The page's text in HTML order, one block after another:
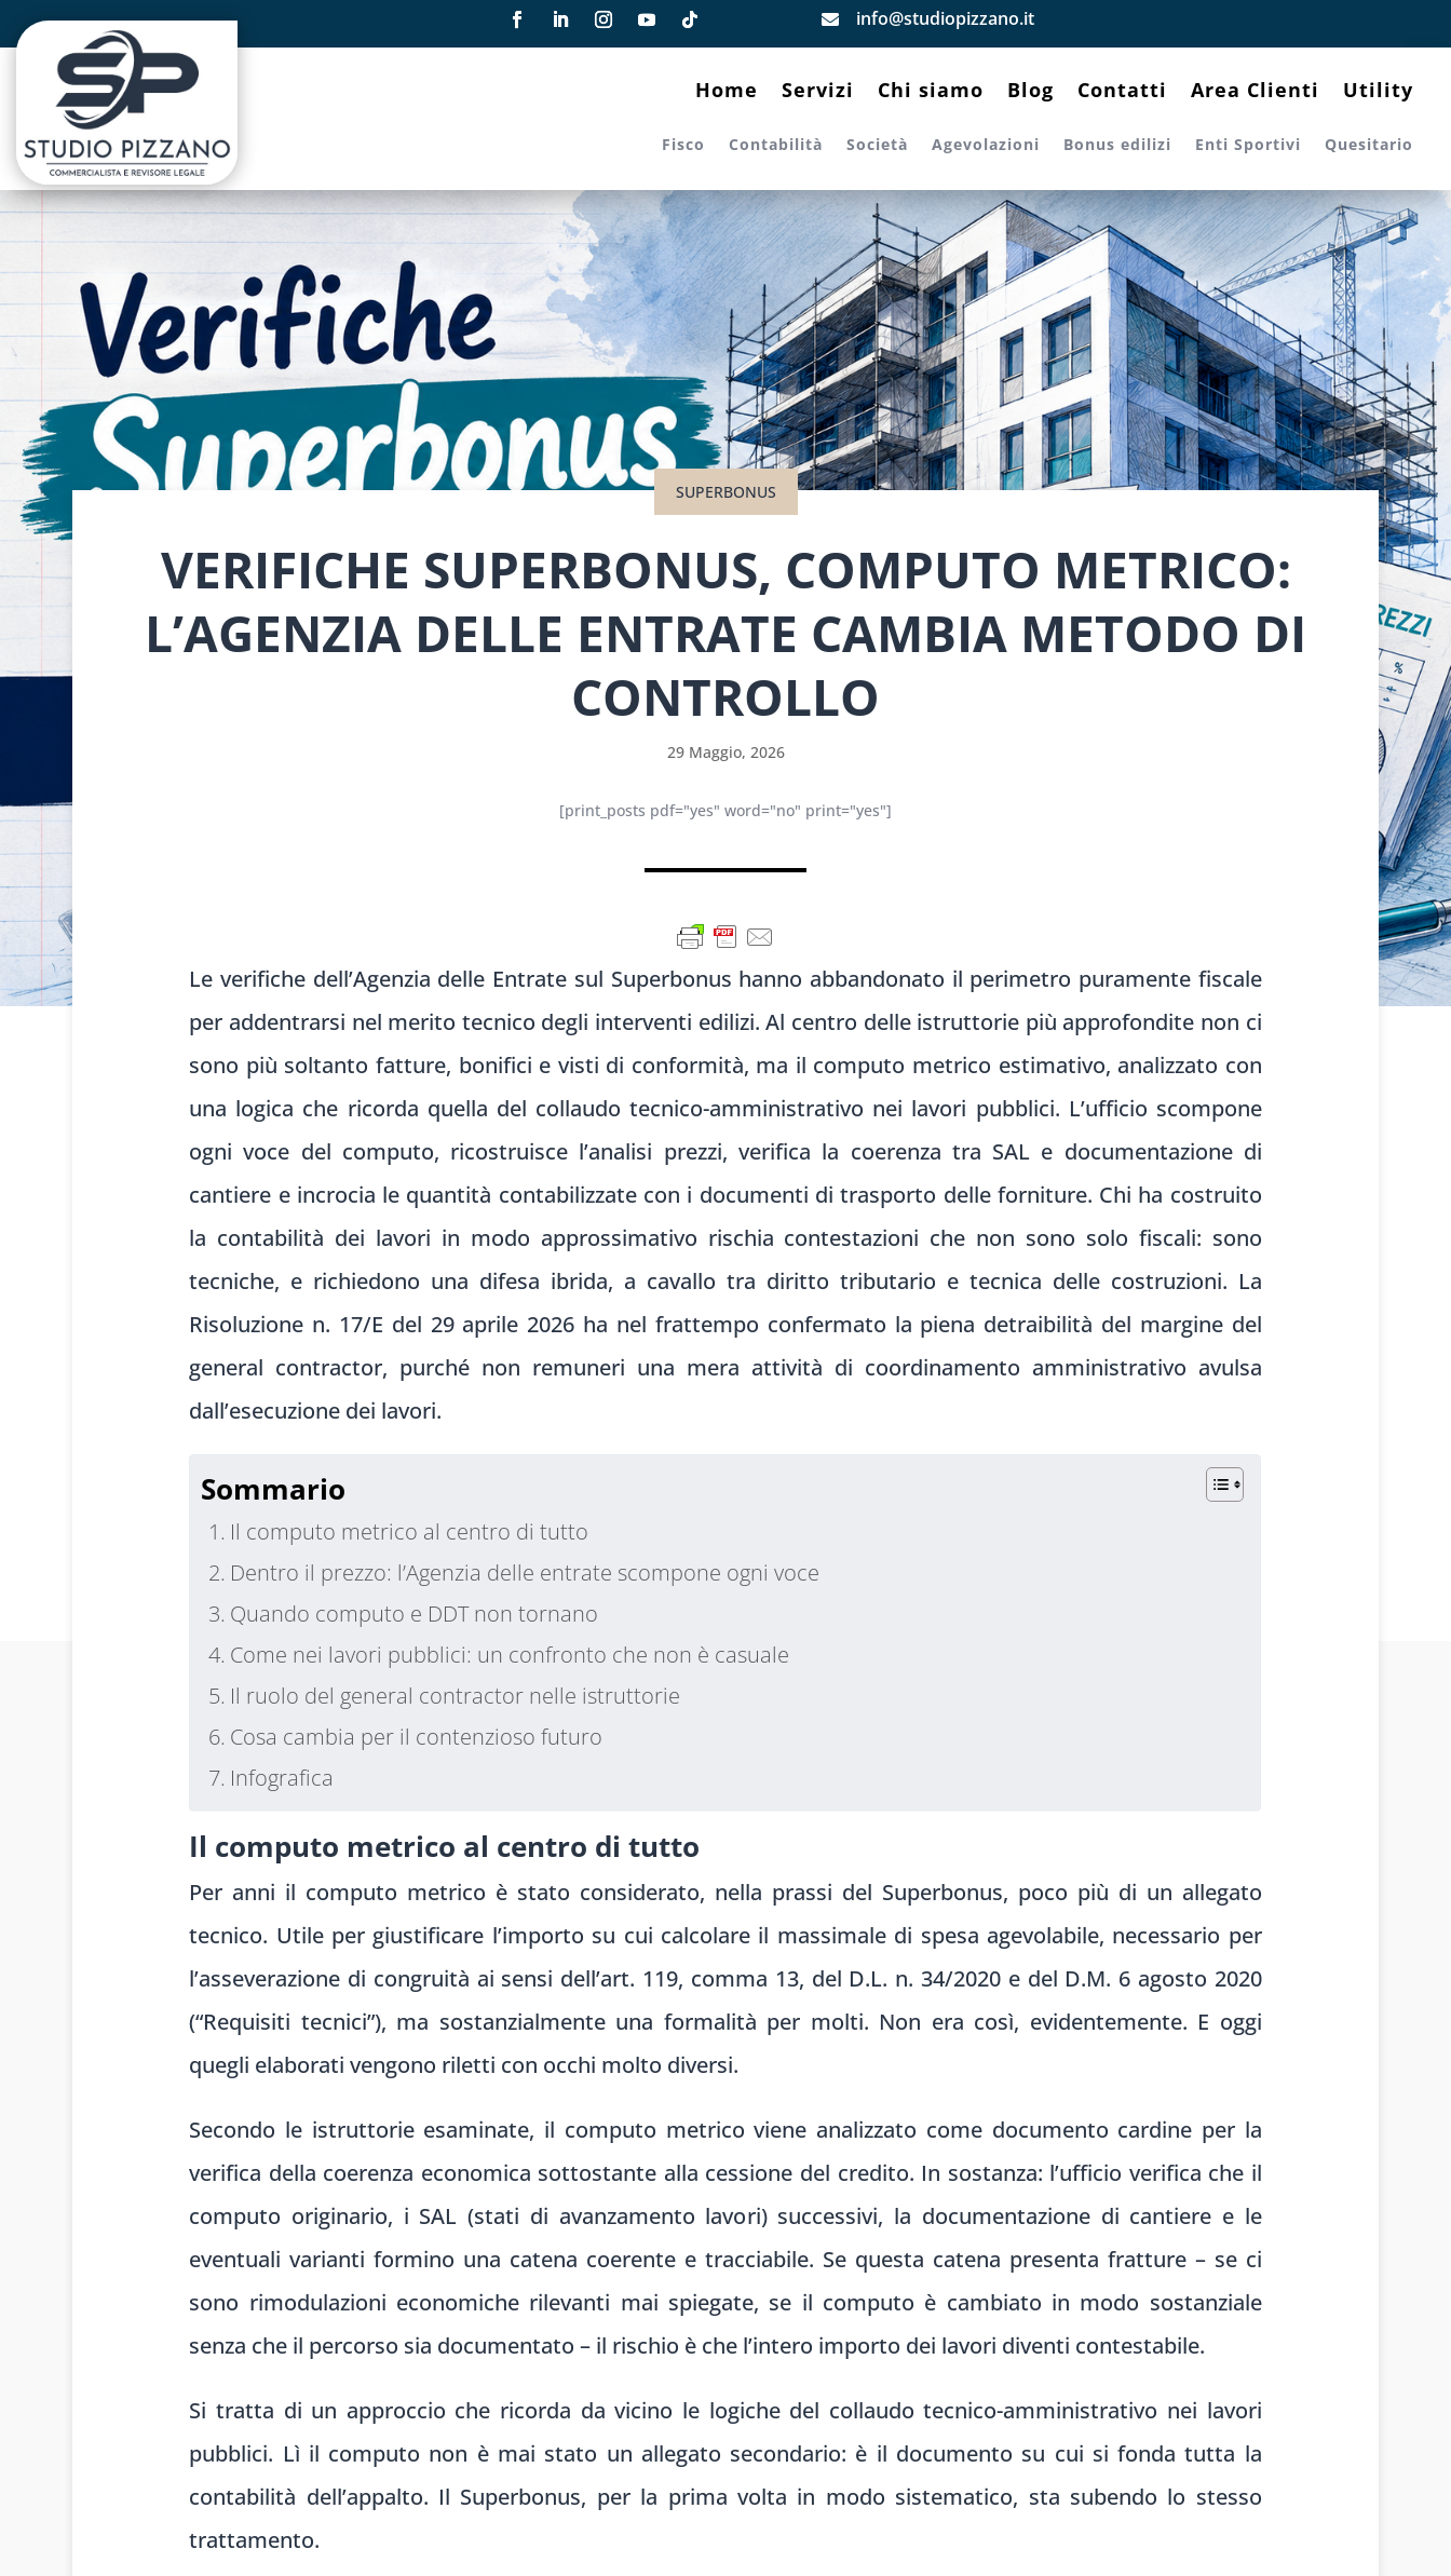
 info@studiopizzano.it
Home Servizi Chi siamo Blog Contatti Area Clienti Utility
Fisco Contabilità Società Agevolazioni Bonus edilizi Enti Sportivi Quesitario
SUPERBONUS
VERIFICHE SUPERBONUS, COMPUTO METRICO:
L’AGENZIA DELLE ENTRATE CAMBIA METODO DI
CONTROLLO
29 Maggio, 2026
[print_posts pdf="yes" word="no" print="yes"]
Le verifiche dell’Agenzia delle Entrate sul Superbonus hanno abbandonato il perimetro puramente fiscale
per addentrarsi nel merito tecnico degli interventi edilizi. Al centro delle istruttorie più approfondite non ci
sono più soltanto fatture, bonifici e visti di conformità, ma il computo metrico estimativo, analizzato con
una logica che ricorda quella del collaudo tecnico-amministrativo nei lavori pubblici. L’ufficio scompone
ogni voce del computo, ricostruisce l’analisi prezzi, verifica la coerenza tra SAL e documentazione di
cantiere e incrocia le quantità contabilizzate con i documenti di trasporto delle forniture. Chi ha costruito
la contabilità dei lavori in modo approssimativo rischia contestazioni che non sono solo fiscali: sono
tecniche, e richiedono una difesa ibrida, a cavallo tra diritto tributario e tecnica delle costruzioni. La
Risoluzione n. 17/E del 29 aprile 2026 ha nel frattempo confermato la piena detraibilità del margine del
general contractor, purché non remuneri una mera attività di coordinamento amministrativo avulsa
dall’esecuzione dei lavori.
Sommario
Il computo metrico al centro di tutto
Dentro il prezzo: l’Agenzia delle entrate scompone ogni voce
Quando computo e DDT non tornano
Come nei lavori pubblici: un confronto che non è casuale
Il ruolo del general contractor nelle istruttorie
Cosa cambia per il contenzioso futuro
Infografica
Il computo metrico al centro di tutto
Per anni il computo metrico è stato considerato, nella prassi del Superbonus, poco più di un allegato
tecnico. Utile per giustificare l’importo su cui calcolare il massimale di spesa agevolabile, necessario per
l’asseverazione di congruità ai sensi dell’art. 119, comma 13, del D.L. n. 34/2020 e del D.M. 6 agosto 2020
(“Requisiti tecnici”), ma sostanzialmente una formalità per molti. Non era così, evidentemente. E oggi
quegli elaborati vengono riletti con occhi molto diversi.
Secondo le istruttorie esaminate, il computo metrico viene analizzato come documento cardine per la
verifica della coerenza economica sottostante alla cessione del credito. In sostanza: l’ufficio verifica che il
computo originario, i SAL (stati di avanzamento lavori) successivi, la documentazione di cantiere e le
eventuali varianti formino una catena coerente e tracciabile. Se questa catena presenta fratture – se ci
sono rimodulazioni economiche rilevanti mai spiegate, se il computo è cambiato in modo sostanziale
senza che il percorso sia documentato – il rischio è che l’intero importo dei lavori diventi contestabile.
Si tratta di un approccio che ricorda da vicino le logiche del collaudo tecnico-amministrativo nei lavori
pubblici. Lì il computo non è mai stato un allegato secondario: è il documento su cui si fonda tutta la
contabilità dell’appalto. Il Superbonus, per la prima volta in modo sistematico, sta subendo lo stesso
trattamento.